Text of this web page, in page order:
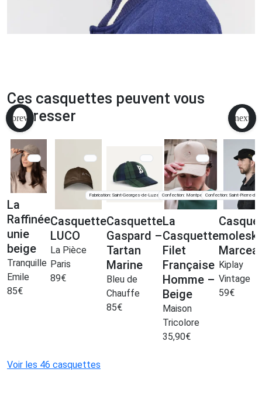
Ces casquettes peuvent vous
intéresser
La
Raffinée
unie
beige
Tranquille
Emile
85€
Casquette
LUCO
La Pièce
Paris
89€
Fabrication: Saint-Georges-de-Luzençon (12)
Casquette
Gaspard –
Tartan
Marine
Bleu de
Chauffe
85€
Confection: Montpellier (34)
La
Casquette
Filet
Française
Homme –
Beige
Maison
Tricolore
35,90€
Confection: Saint-Pierre-
Kiplay
Vintage
59€
Voir les 46 casquettes